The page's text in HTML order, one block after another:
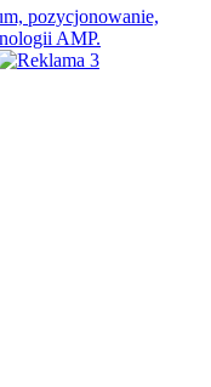
pozycjonowanie,
AMP.